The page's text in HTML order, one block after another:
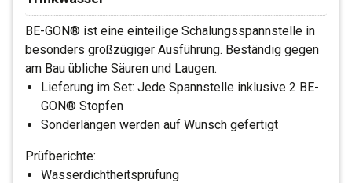
BE-GON® ist eine einteilige Schalungsspannstelle in
besonders großzügiger Ausführung. Beständig gegen
am Bau übliche Säuren und Laugen.
Lieferung im Set: Jede Spannstelle inklusive 2 BE-
GON® Stopfen
Sonderlängen werden auf Wunsch gefertigt
Prüfberichte:
Wasserdichtheitsprüfung